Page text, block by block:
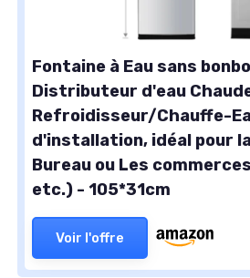
Fontaine à Eau sans
Distributeur d'eau
Refroidisseur/Chauffe-
d'installation, idéal pour
Bureau ou Les
etc.) - 105*31cm
Voir l'offre